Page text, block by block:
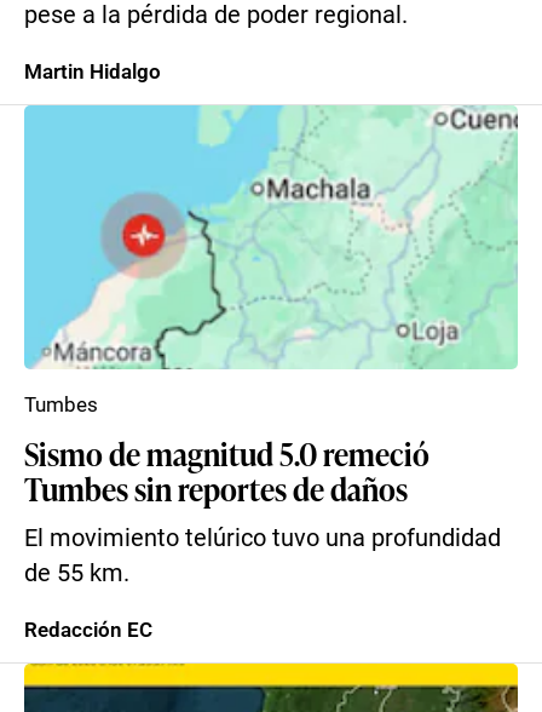
pese a la pérdida de poder regional.
Martin Hidalgo
Sismo de magnitud 5.0 remeció
Tumbes sin reportes de daños
El movimiento telúrico tuvo una profundidad
de 55 km.
Tumbes
Redacción EC